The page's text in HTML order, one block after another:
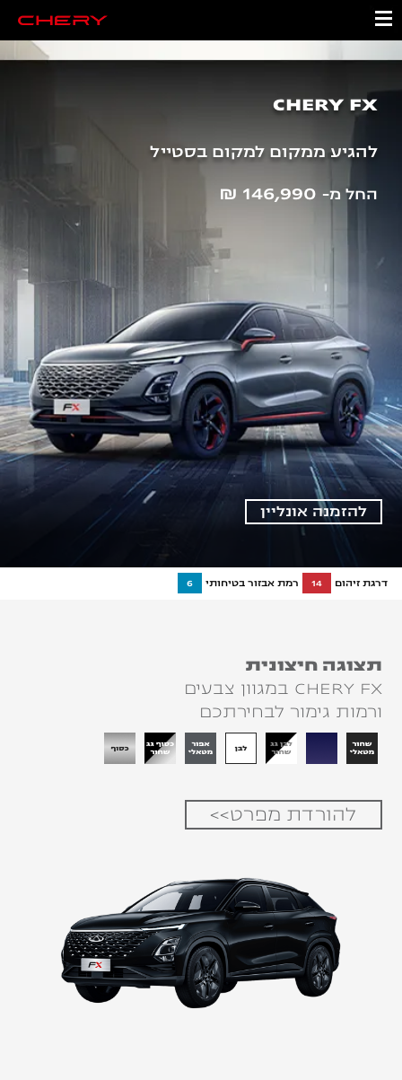
CHERY FX
להגיע ממקום למקום בסטייל
החל מ-146,990 ₪
להזמנה אונליין
דרגת זיהום 14 רמת אבזור בטיחותי 6
תצוגה חיצונית
CHERY FX במגוון צבעים
ורמות גימור לבחירתכם
להורדת מפרט>>